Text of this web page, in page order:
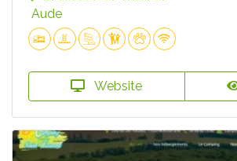
Aude
Website